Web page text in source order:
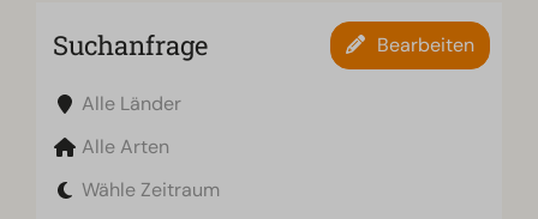
Suchanfrage Bearbeiten
Alle Länder
Alle Arten
Wähle Zeitraum